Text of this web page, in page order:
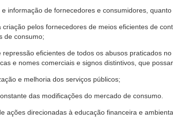
e informação de fornecedores e consumidores,
criação pelos fornecedores de meios eficientes de
de consumo;
repressão eficientes de todos os abusos praticados
e nomes comerciais e signos distintivos, que
e melhoria dos serviços públicos;
das modificações do mercado de consumo.
ações direcionadas à educação financeira e